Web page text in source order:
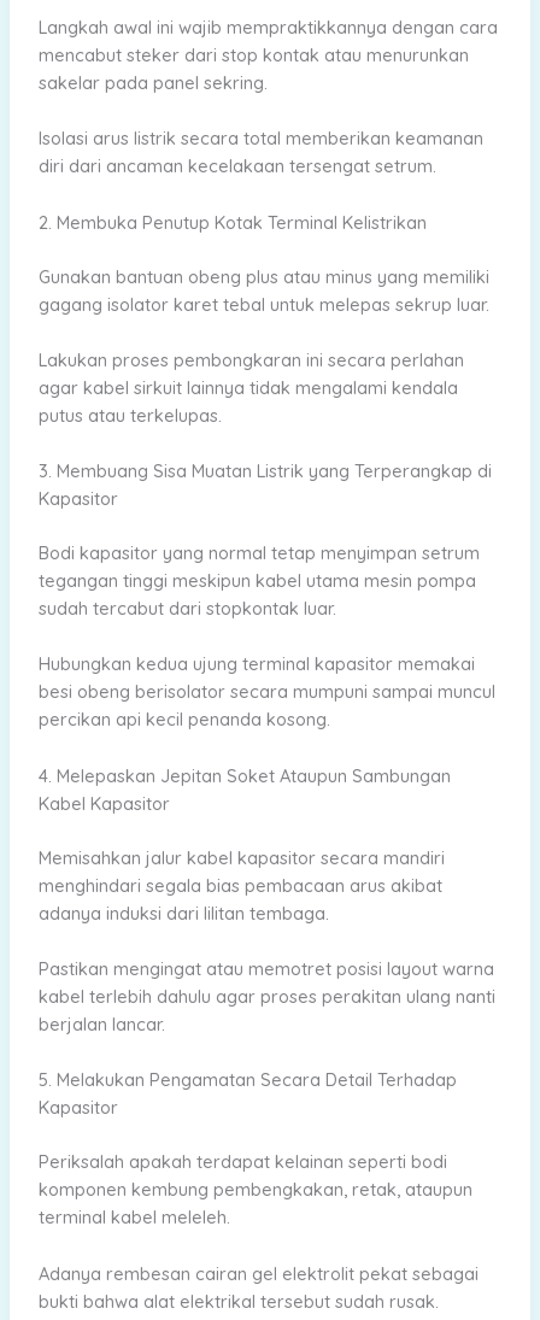
Langkah awal ini wajib mempraktikkannya dengan cara
mencabut steker dari stop kontak atau menurunkan
sakelar pada panel sekring.
Isolasi arus listrik secara total memberikan keamanan
diri dari ancaman kecelakaan tersengat setrum.
2. Membuka Penutup Kotak Terminal Kelistrikan
Gunakan bantuan obeng plus atau minus yang memiliki
gagang isolator karet tebal untuk melepas sekrup luar.
Lakukan proses pembongkaran ini secara perlahan
agar kabel sirkuit lainnya tidak mengalami kendala
putus atau terkelupas.
3. Membuang Sisa Muatan Listrik yang Terperangkap di
Kapasitor
Bodi kapasitor yang normal tetap menyimpan setrum
tegangan tinggi meskipun kabel utama mesin pompa
sudah tercabut dari stopkontak luar.
Hubungkan kedua ujung terminal kapasitor memakai
besi obeng berisolator secara mumpuni sampai muncul
percikan api kecil penanda kosong.
4. Melepaskan Jepitan Soket Ataupun Sambungan
Kabel Kapasitor
Memisahkan jalur kabel kapasitor secara mandiri
menghindari segala bias pembacaan arus akibat
adanya induksi dari lilitan tembaga.
Pastikan mengingat atau memotret posisi layout warna
kabel terlebih dahulu agar proses perakitan ulang nanti
berjalan lancar.
5. Melakukan Pengamatan Secara Detail Terhadap
Kapasitor
Periksalah apakah terdapat kelainan seperti bodi
komponen kembung pembengkakan, retak, ataupun
terminal kabel meleleh.
Adanya rembesan cairan gel elektrolit pekat sebagai
bukti bahwa alat elektrikal tersebut sudah rusak.